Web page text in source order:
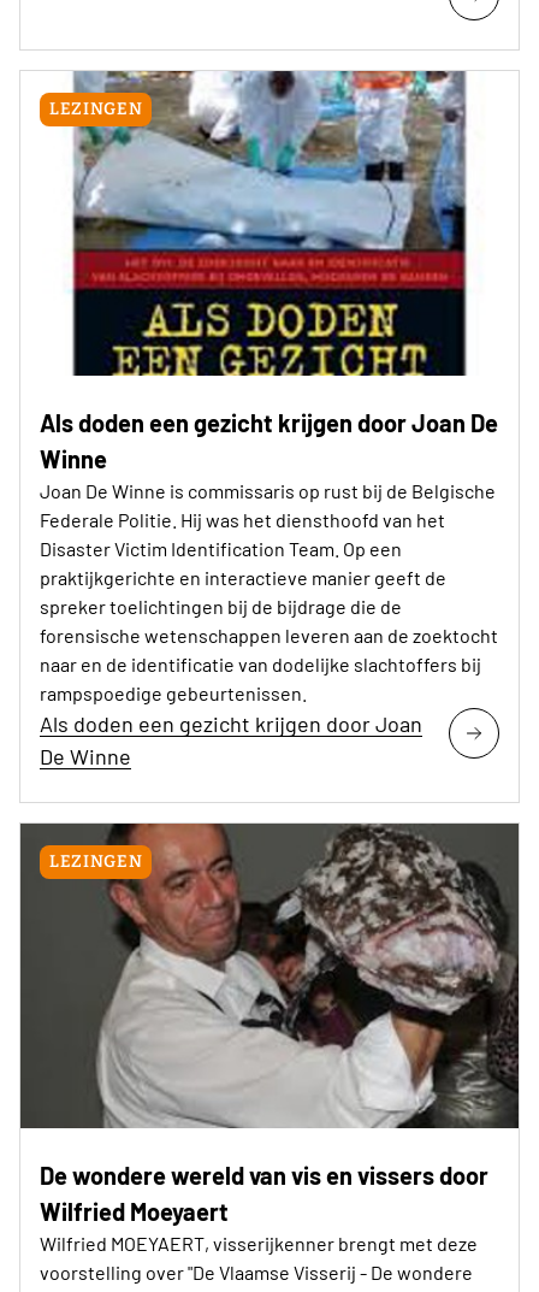
LEZINGEN
Als doden een gezicht krijgen door Joan De
Winne
Joan De Winne is commissaris op rust bij de Belgische
Federale Politie. Hij was het diensthoofd van het
Disaster Victim Identification Team. Op een
praktijkgerichte en interactieve manier geeft de
spreker toelichtingen bij de bijdrage die de
forensische wetenschappen leveren aan de zoektocht
naar en de identificatie van dodelijke slachtoffers bij
rampspoedige gebeurtenissen.
Als doden een gezicht krijgen door Joan
De Winne
LEZINGEN
De wondere wereld van vis en vissers door
Wilfried Moeyaert
Wilfried MOEYAERT, visserijkenner brengt met deze
voorstelling over "De Vlaamse Visserij - De wondere